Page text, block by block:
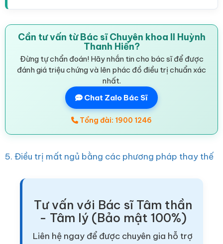
Cần tư vấn từ Bác sĩ Chuyên khoa II Huỳnh
Thanh Hiển?
Đừng tự chẩn đoán! Hãy nhắn tin cho bác sĩ để được
đánh giá triệu chứng và lên phác đồ điều trị chuẩn xác
nhất.
Chat Zalo Bác Sĩ
Tổng đài: 1900 1246
5. Điều trị mất ngủ bằng các phương pháp thay thế
Tư vấn với Bác sĩ Tâm thần
- Tâm lý (Bảo mật 100%)
Liên hệ ngay để được chuyên gia hỗ trợ